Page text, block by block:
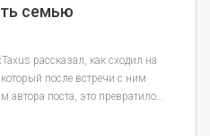
семью
рассказал, как сходил на
после встречи с ним
поста, это превратило…